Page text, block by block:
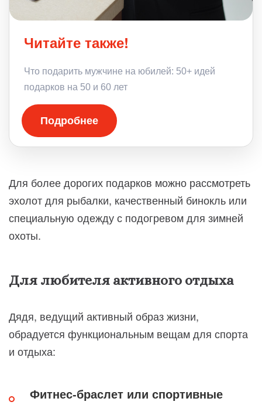
Читайте также!
Что подарить мужчине на юбилей: 50+ идей
подарков на 50 и 60 лет
Подробнее
Для более дорогих подарков можно рассмотреть
эхолот для рыбалки, качественный бинокль или
специальную одежду с подогревом для зимней
охоты.
Для любителя активного отдыха
Дядя, ведущий активный образ жизни,
обрадуется функциональным вещам для спорта
и отдыха:
Фитнес-браслет или спортивные